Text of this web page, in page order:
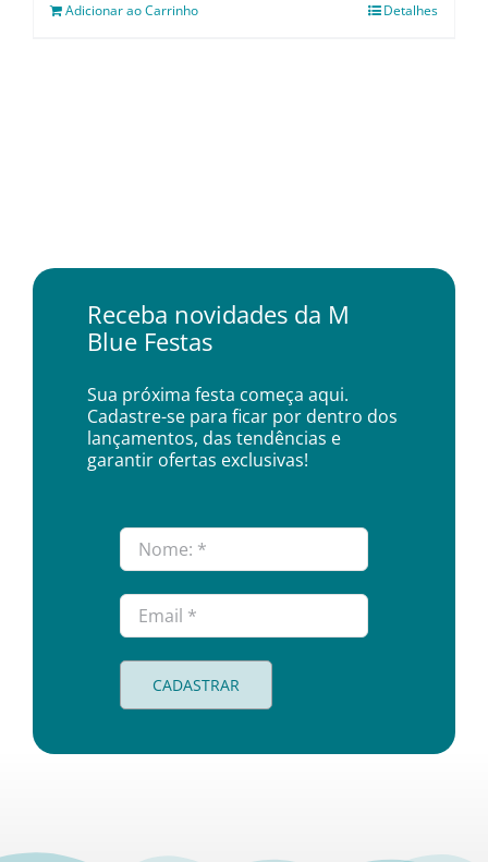
Adicionar ao Carrinho Detalhes
Receba novidades da M
Blue Festas
Sua próxima festa começa aqui.
Cadastre-se para ficar por dentro dos
lançamentos, das tendências e
garantir ofertas exclusivas!
CADASTRAR